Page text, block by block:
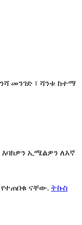
መንገድ ፣ ሻንቱ ከተማ
ኢሜልዎን ለእኛ
ናቸው. ትኩስ